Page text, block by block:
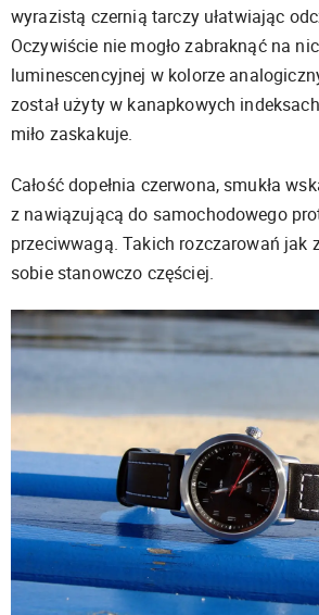
wyrazistą czernią tarczy ułatwiając
Oczywiście nie mogło zabraknąć na
luminescencyjnej w kolorze
został użyty w kanapkowych
miło zaskakuje.
Całość dopełnia czerwona, smukła
z nawiązującą do samochodowego
przeciwwagą. Takich rozczarowań jak
sobie stanowczo częściej.